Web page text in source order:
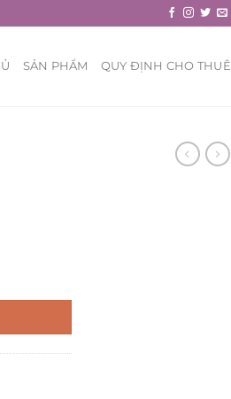
SẢN PHẨM QUY ĐỊNH CHO THUÊ